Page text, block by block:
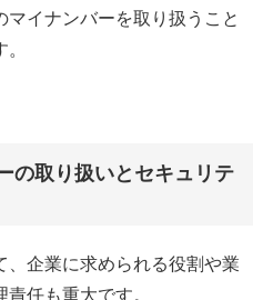
イナンバーを取り扱うこと
の取り扱いとセキュリテ
企業に求められる役割や業
任も重大です。